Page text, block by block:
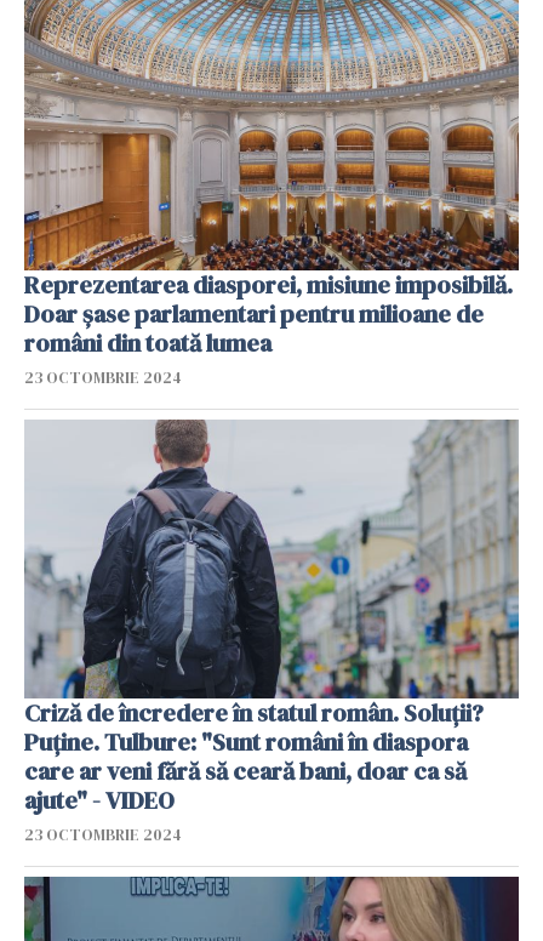
Reprezentarea diasporei, misiune imposibilă.
Doar șase parlamentari pentru milioane de
români din toată lumea
23 OCTOMBRIE 2024
Criză de încredere în statul român. Soluții?
Puține. Tulbure: "Sunt români în diaspora
care ar veni fără să ceară bani, doar ca să
ajute" - VIDEO
23 OCTOMBRIE 2024